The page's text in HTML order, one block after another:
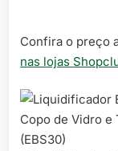
Confira o preço
nas lojas